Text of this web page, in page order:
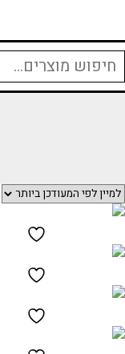
חיפוש
עבור: